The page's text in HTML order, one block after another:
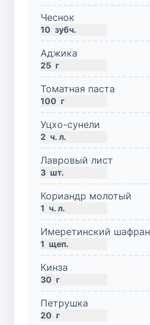
Чеснок
10 зубч.
Аджика
25 г
Томатная паста
100 г
Уцхо-сунели
2 ч. л.
Лавровый лист
3 шт.
Кориандр молотый
1 ч. л.
Имеретинский шафран
1 щеп.
Кинза
30 г
Петрушка
20 г